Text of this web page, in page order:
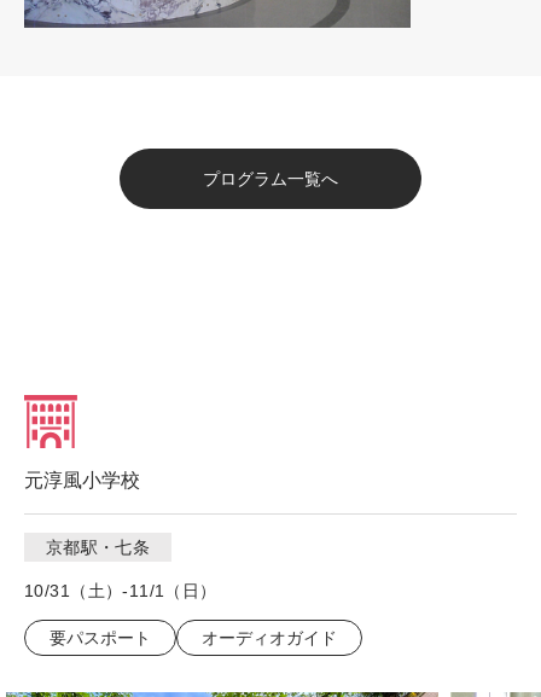
プログラム一覧へ
元淳風小学校
京都駅・七条
10/31（土）-11/1（日）
要パスポート オーディオガイド